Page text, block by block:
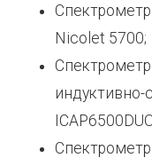
Nicolet 5700;
индуктивно-